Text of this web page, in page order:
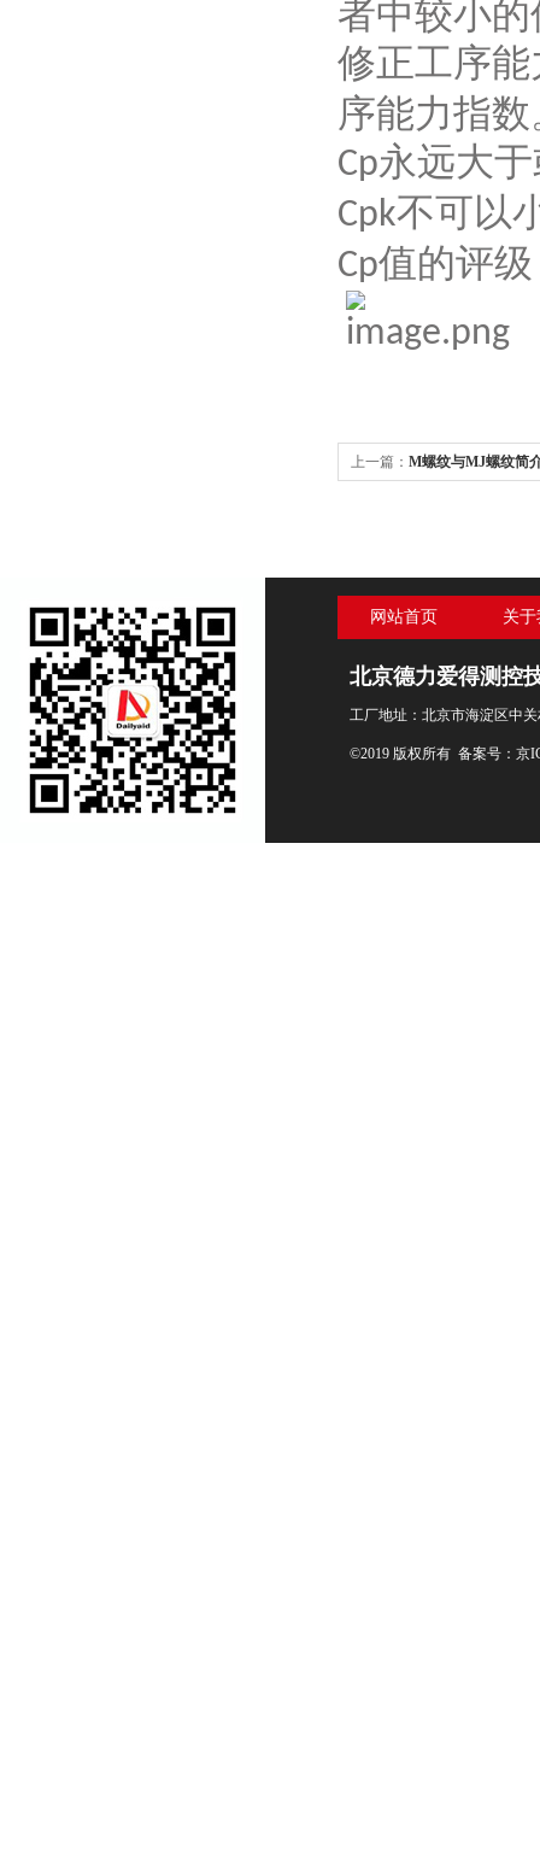
者中较小
修正工序
序能力指数
Cp永远大
Cpk不可以
Cp值的评级
上一篇： M螺纹与MJ螺纹简
网站首页 关
北京德力爱得测控
工厂地址：北京市海淀区中
©2019 版权所有 备案号： 京